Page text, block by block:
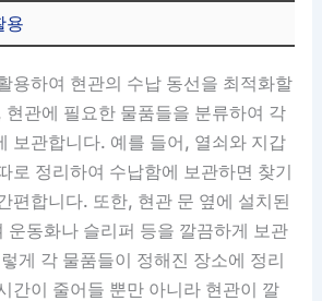
용
용하여 현관의 수납 동선을 최적화할
관에 필요한 물품들을 분류하여 각
보관합니다. 예를 들어, 열쇠와 지갑
로 정리하여 수납함에 보관하면 찾기
편합니다. 또한, 현관 문 옆에 설치된
운동화나 슬리퍼 등을 깔끔하게 보관
게 각 물품들이 정해진 장소에 정리
간이 줄어들 뿐만 아니라 현관이 깔